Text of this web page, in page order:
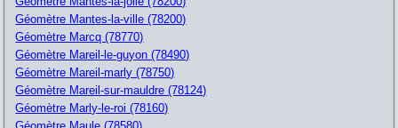
Géomètre Mantes-la-ville (78200)
Géomètre Marcq (78770)
Géomètre Mareil-le-guyon (78490)
Géomètre Mareil-marly (78750)
Géomètre Mareil-sur-mauldre (78124)
Géomètre Marly-le-roi (78160)